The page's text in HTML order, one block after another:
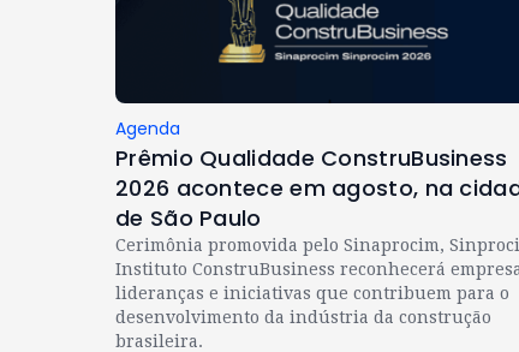
Agenda
Prêmio Qualidade ConstruBusiness
2026 acontece em agosto, na
de São Paulo
Cerimônia promovida pelo Sinaprocim,
Instituto ConstruBusiness reconhecerá
lideranças e iniciativas que contribuem para o
desenvolvimento da indústria da construção
brasileira.